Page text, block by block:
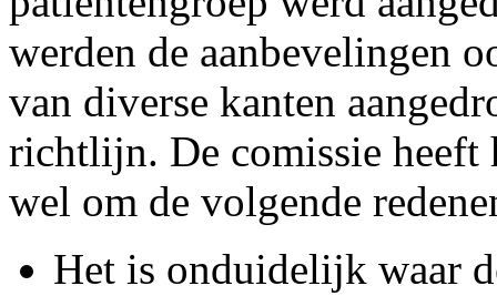
werden de aanbevelingen
van diverse kanten
richtlijn. De comissie heeft
wel om de volgende
Het is onduidelijk waar